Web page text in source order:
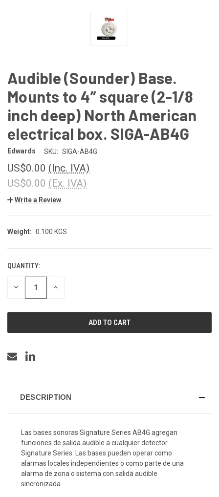
Audible (Sounder) Base.
Mounts to 4” square (2-1/8
inch deep) North American
electrical box. SIGA-AB4G
Edwards SKU: SIGA-AB4G
US$0.00 (Inc. IVA)
US$0.00 (Ex. IVA)
Write a Review
Weight: 0.100 KGS
CURRENT
STOCK:
QUANTITY:
DECREASE INCREASE
DESCRIPTION
Las bases sonoras Signature Series AB4G agregan
funciones de salida audible a cualquier detector
Signature Series. Las bases pueden operar como
alarmas locales independientes o como parte de una
alarma de zona o sistema con salida audible
sincronizada.